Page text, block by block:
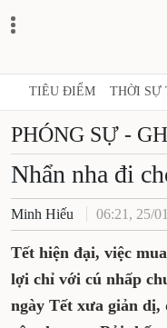
TIÊU ĐIỂM THỜI
PHÓNG SỰ -
Nhẩn nha đi
Minh Hiếu 06:21,
Tết hiện đại, việc
chóng, tiện lợi
tôi vẫn nhớ